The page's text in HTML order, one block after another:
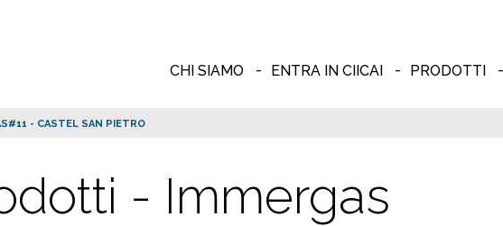
CHI SIAMO ENTRA IN CIICAI PRODOTTI
- CASTEL SAN PIETRO
- Immergas